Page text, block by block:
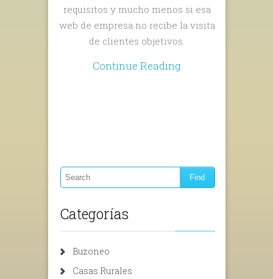
requisitos y mucho menos si esa
web de empresa no recibe la visita
de clientes objetivos.
Continue Reading
Categorías
Buzoneo
Casas Rurales